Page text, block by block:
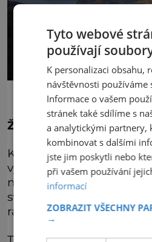
Žďákovský velikán
Když byl v roce 1967
výškou 62 metrů nad
největším
světě. Nyní zaujímá první
rámci Česka.
Tyto webové
používají
K personalizaci obsahu,
návštěvnosti používáme
Informace o vašem
stránek také sdílíme s
a analytickými partnery,
kombinovat s dalšími
jste jim poskytli nebo
při vašem používání
informací
ZOBRAZIT VŠECHNY
→